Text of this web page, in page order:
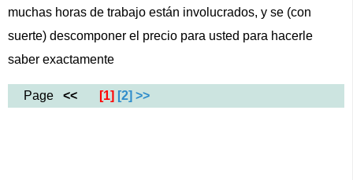
muchas horas de trabajo están involucrados, y se (con
suerte) descomponer el precio para usted para hacerle
saber exactamente
Page << [1] [2] >>